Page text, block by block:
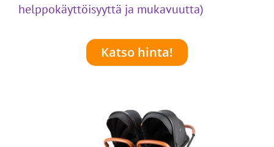
helppokäyttöisyyttä ja mukavuutta)
Katso hinta!